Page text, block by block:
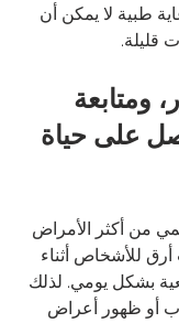
طبية لا يمكن أن
قليلة.
ومتابعة
على حياة
من أكثر الأمراض
للأشخاص أثناء
بشكل يومي. لذلك
أو ظهور أعراض